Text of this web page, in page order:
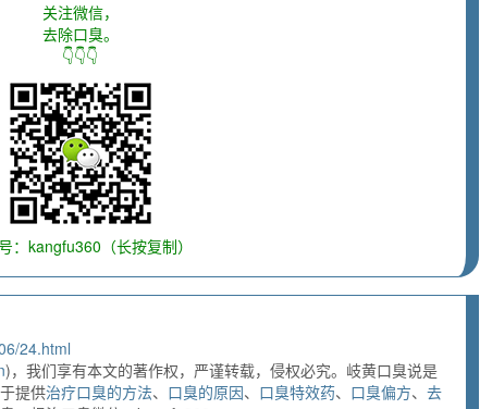
关注微信，
去除口臭。
👇👇👇
：kangfu360（长按复制）
24.html
)，我们享有本文的著作权，严谨转载，侵权必究。岐黄口臭说是
提供治疗口臭的方法、 口臭的原因、 口臭特效药、 口臭偏方、 去